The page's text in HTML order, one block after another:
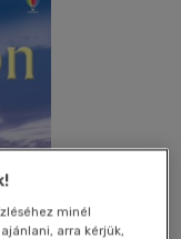
minél
arra kérjük,